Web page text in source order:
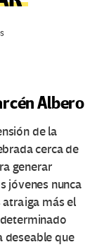
Albero
de la
cerca de
generar
jóvenes nunca
más el
deseable que